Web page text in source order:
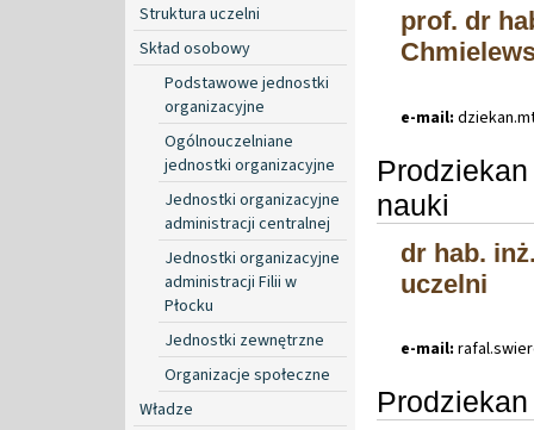
Struktura uczelni
Skład osobowy
Podstawowe jednostki
organizacyjne
Ogólnouczelniane
jednostki organizacyjne
Jednostki organizacyjne
administracji centralnej
Jednostki organizacyjne
administracji Filii w
Płocku
Jednostki zewnętrzne
Organizacje społeczne
Władze
prof. dr
e-mail: dziekan.
nauki
dr hab.
uczelni
e-mail: rafal.